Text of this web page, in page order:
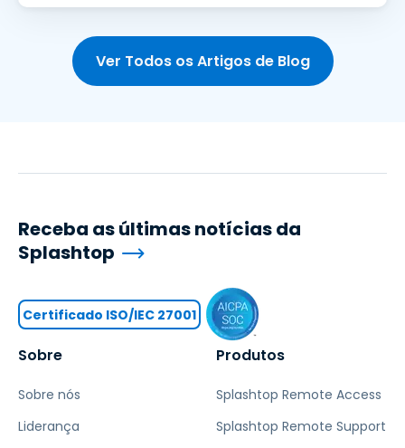
Ver Todos os Artigos de Blog
Sobre
Sobre nós
Liderança
Produtos
Splashtop Remote Access
Splashtop Remote Support
Receba as últimas notícias da
Splashtop
Certificado ISO/IEC 27001